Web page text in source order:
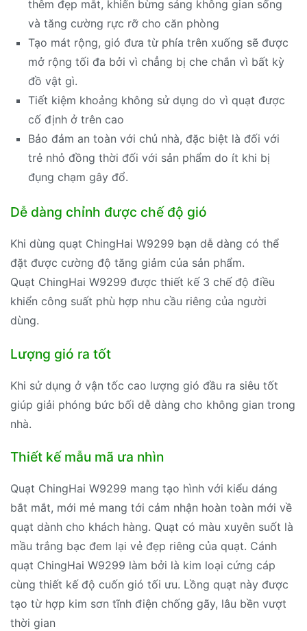
thêm đẹp mắt, khiến bừng sáng không gian sống
và tăng cường rực rỡ cho căn phòng
Tạo mát rộng, gió đưa từ phía trên xuống sẽ được
mở rộng tối đa bởi vì chẳng bị che chắn vì bất kỳ
đồ vật gì.
Tiết kiệm khoảng không sử dụng do vì quạt được
cố định ở trên cao
Bảo đảm an toàn với chủ nhà, đặc biệt là đối với
trẻ nhỏ đồng thời đối với sản phẩm do ít khi bị
đụng chạm gây đổ.
Dễ dàng chỉnh được chế độ gió
Khi dùng quạt ChingHai W9299 bạn dễ dàng có thể
đặt được cường độ tăng giảm của sản phẩm.
Quạt ChingHai W9299 được thiết kế 3 chế độ điều
khiển công suất phù hợp nhu cầu riêng của người
dùng.
Lượng gió ra tốt
Khi sử dụng ở vận tốc cao lượng gió đầu ra siêu tốt
giúp giải phóng bức bối dễ dàng cho không gian trong
nhà.
Thiết kế mẫu mã ưa nhìn
Quạt ChingHai W9299 mang tạo hình với kiểu dáng
bắt mắt, mới mẻ mang tới cảm nhận hoàn toàn mới về
quạt dành cho khách hàng. Quạt có màu xuyên suốt là
mầu trắng bạc đem lại vẻ đẹp riêng của quạt. Cánh
quạt ChingHai W9299 làm bởi là kim loại cứng cáp
cùng thiết kế độ cuốn gió tối ưu. Lồng quạt này được
tạo từ hợp kim sơn tĩnh điện chống gãy, lâu bền vượt
thời gian